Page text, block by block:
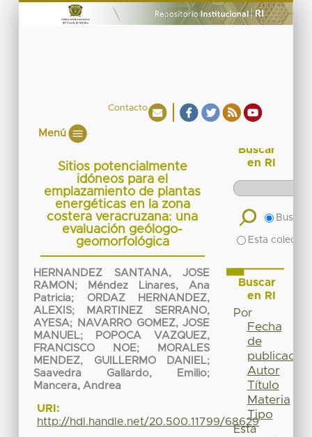
Contacto
Menú
Sitios potencialmente
idóneos para el
emplazamiento de plantas
energéticas en la zona
costera veracruzana: una
evaluación geólogo-
geomorfológica
HERNANDEZ SANTANA, JOSE
RAMON ;
Méndez Linares, Ana
Patricia; ORDAZ HERNANDEZ,
ALEXIS;
MARTINEZ SERRANO,
AYESA;
NAVARRO GOMEZ, JOSE
MANUEL;
POPOCA VAZQUEZ,
FRANCISCO NOE;
MORALES
MENDEZ, GUILLERMO DANIEL;
Saavedra Gallardo, Emilio;
Mancera, Andrea
URI:
http://hdl.handle.net/20.500.11799/68629
Buscar
en RI
Buscar
Esta
Buscar
en RI
Por
Fecha
de
publicación
Autor
Título
Materia
Tipo
Esta